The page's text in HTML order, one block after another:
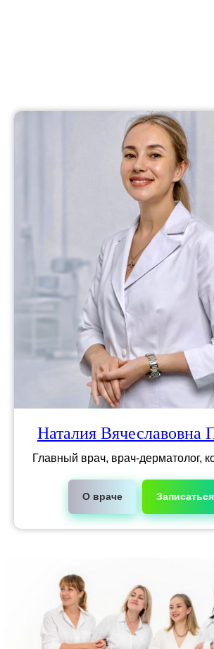
Наталия Вячеславовна
Главный врач, врач-дерматолог,
О враче Записаться